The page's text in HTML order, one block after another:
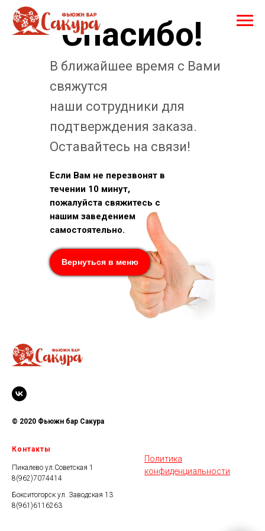
Спасибо!
В ближайшее время с Вами
свяжутся
наши сотрудники для
подтверждения заказа.
Оставайтесь на связи!
Вернуться в меню
Если Вам не перезвонят в
течении 10 минут,
пожалуйста свяжитесь с
нашим заведением
самостоятельно.
© 2020 Фьюжн бар Сакура
Контакты
Пикалево ул.Советская 1
8(962)7074414
Бокситогорск ул. Заводская 13
8(961)6116263
Политика
конфиденциальности